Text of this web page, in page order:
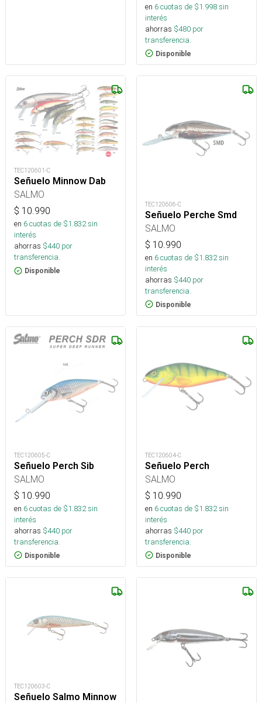
en 6cuotas de $1.998sin
interés
ahorras $480 por
transferencia.
Disponible
TEC120601-C
Señuelo Minnow Dab
SALMO
$ 10.990
en 6cuotas de $1.832sin
interés
ahorras $440 por
transferencia.
Disponible
TEC120606-C
Señuelo Perche Smd
SALMO
$ 10.990
en 6cuotas de $1.832sin
interés
ahorras $440 por
transferencia.
Disponible
TEC120605-C
Señuelo Perch Sib
SALMO
$ 10.990
en 6cuotas de $1.832sin
interés
ahorras $440 por
transferencia.
Disponible
TEC120604-C
Señuelo Perch
SALMO
$ 10.990
en 6cuotas de $1.832sin
interés
ahorras $440 por
transferencia.
Disponible
TEC120603-C
Señuelo Salmo Minnow